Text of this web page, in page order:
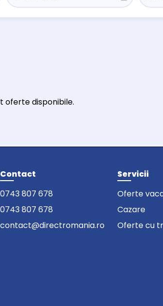
oferte disponibile.
Contact
0743 807 678
0743 807 678
contact@directromania.ro
Servicii
Oferte
Cazare
Oferte cu